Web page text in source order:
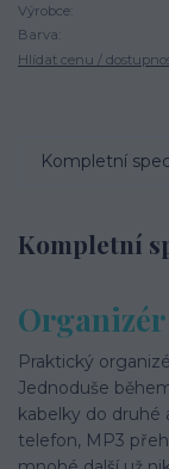
Výrobce:
Barva:
Hlídat cenu /
Kompletní
Kompletní
Praktický
Jednoduše
kabelky do druhé
telefon, MP3